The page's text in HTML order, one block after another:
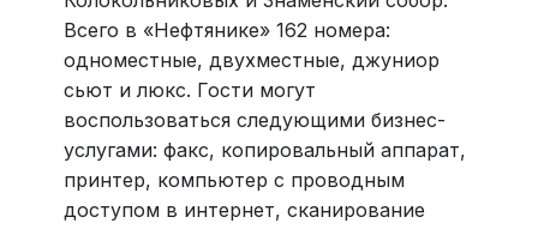
Всего в «Нефтянике» 162 номера:
одноместные, двухместные, джуниор
сьют и люкс. Гости могут
воспользоваться следующими бизнес-
услугами: факс, копировальный аппарат,
принтер, компьютер с проводным
доступом в интернет, сканирование